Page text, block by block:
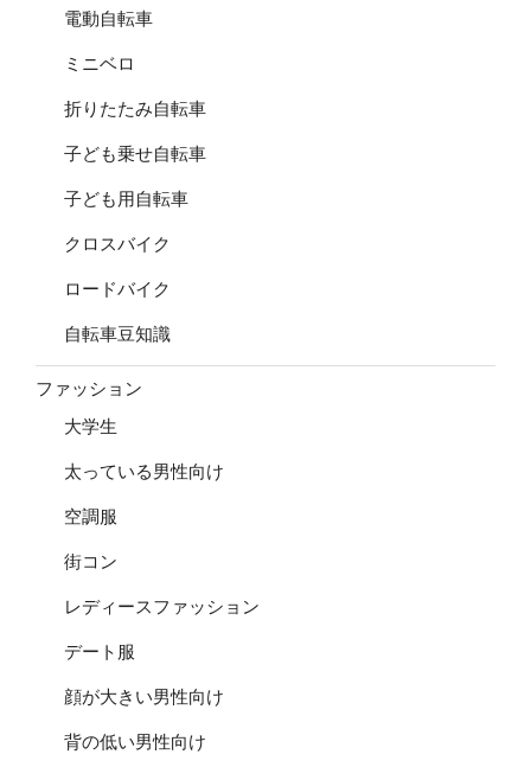
電動自転車
ミニベロ
折りたたみ自転車
子ども乗せ自転車
子ども用自転車
クロスバイク
ロードバイク
自転車豆知識
ファッション
大学生
太っている男性向け
空調服
街コン
レディースファッション
デート服
顔が大きい男性向け
背の低い男性向け